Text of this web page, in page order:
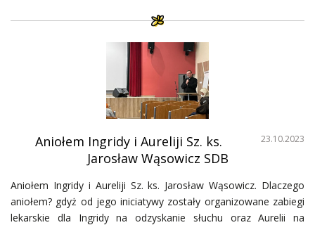
23.10.2023
Aniołem Ingridy i Aureliji Sz. ks.
Jarosław Wąsowicz SDB
Aniołem Ingridy i Aureliji Sz. ks. Jarosław Wąsowicz. Dlaczego
aniołem? gdyż od jego iniciatywy zostały organizowane zabiegi
lekarskie dla Ingridy na odzyskanie słuchu oraz Aurelii na